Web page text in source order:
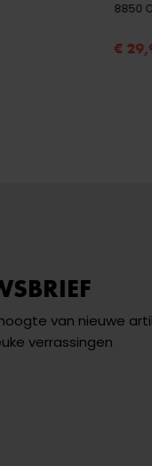
8850
€
van nieuwe
verrassingen